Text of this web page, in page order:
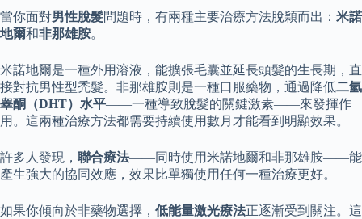
當你面對男性脫髮問題時，有兩種主要治療方法脫穎而出： 米諾
地爾和非那雄胺。
米諾地爾是一種外用溶液，能擴張毛囊並延長頭髮的生長期，直
接對抗男性型禿髮。非那雄胺則是一種口服藥物，通過降低二氫
睾酮（DHT）水平——一種導致脫髮的關鍵激素——來發揮作
用。這兩種治療方法都需要持續使用數月才能看到明顯效果。
許多人發現， 聯合療法——同時使用米諾地爾和非那雄胺——能
產生強大的協同效應，效果比單獨使用任何一種治療更好。
如果你傾向於非藥物選擇， 低能量激光療法正逐漸受到關注。這